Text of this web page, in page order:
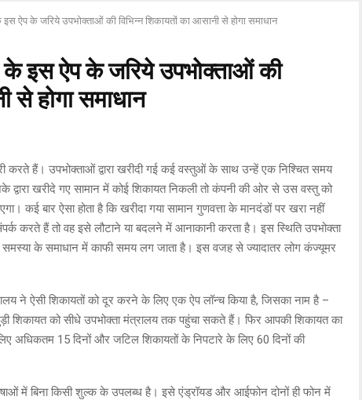
इस ऐप के जरिये उपभोक्ताओं की विभिन्न शिकायतों का आसानी से होगा समाधान
के इस ऐप के जरिये उपभोक्ताओं की
से होगा समाधान
हैं। उपभोक्ताओं द्वारा खरीदी गई कई वस्तुओं के साथ उन्हें एक निश्चित समय
द्वारा खरीदे गए सामान में कोई शिकायत निकली तो कंपनी की ओर से उस वस्तु को
कई बार ऐसा होता है कि खरीदा गया सामान गुणवत्ता के मानदंडों पर खरा नहीं
करते हैं तो वह इसे लौटाने या बदलने में आनाकानी करता है। इस स्थिति उपभोक्ता
समस्या के समाधान में काफी समय लग जाता है। इस वजह से ज्यादातर लोग कंज्यूमर
ने ऐसी शिकायतों को दूर करने के लिए एक ऐप लॉन्च किया है, जिसका नाम है –
शिकायत को सीधे उपभोक्ता मंत्रालय तक पहुंचा सकते हैं। फिर आपकी शिकायत का
अधिकतम 15 दिनों और जटिल शिकायतों के निपटारे के लिए 60 दिनों की
में बिना किसी शुल्क के उपलब्ध है। इसे एंड्रॉयड और आईफोन दोनों ही फोन में